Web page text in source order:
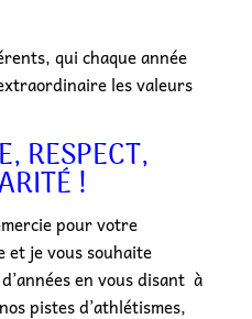
qui chaque année
les valeurs
RESPECT,
!
pour votre
je vous souhaite
en vous disant à
pistes d’athlétismes,